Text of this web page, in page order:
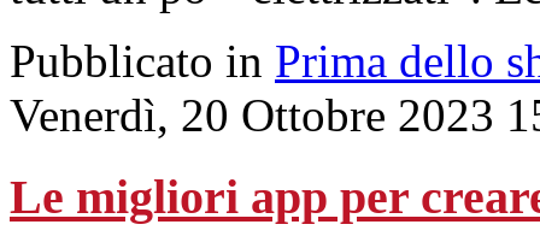
Pubblicato in Prima dello
Venerdì, 20 Ottobre 2023
Le migliori app per